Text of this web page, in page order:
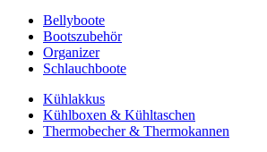
Bellyboote
Bootszubehör
Organizer
Schlauchboote
Kühlakkus
Kühlboxen & Kühltaschen
Thermobecher & Thermokannen